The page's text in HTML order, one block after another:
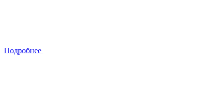
Подробнее